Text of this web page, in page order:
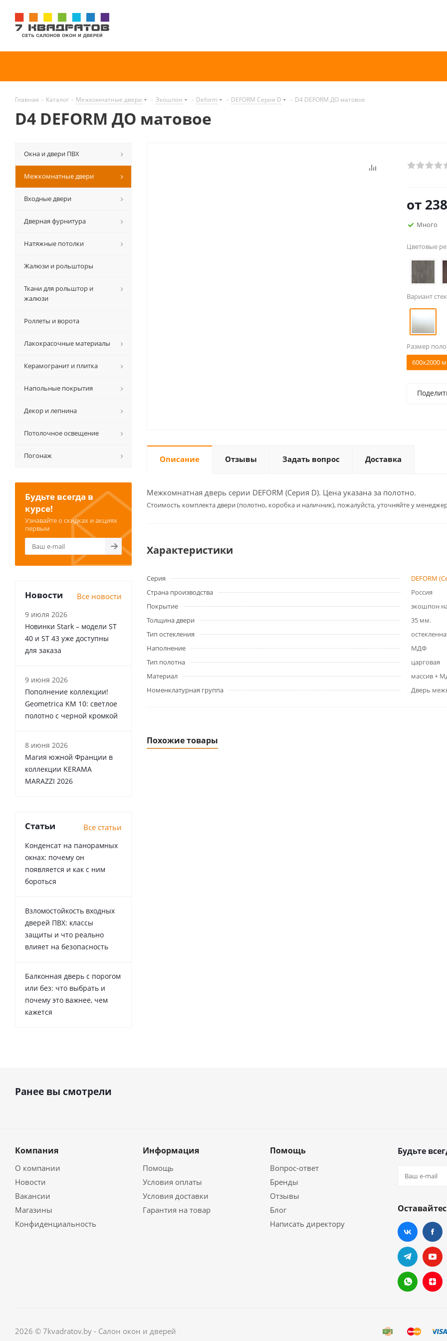
Главная - Каталог - Межкомнатные двери - Экошпон - Deform - DEFORM Серия D - D4 DEFORM ДО матовое
D4 DEFORM ДО матовое
от
Много
Цветовые
Вариант
Размер
600x2000
Описание Отзывы Задать вопрос Доставка
Межкомнатная дверь серии DEFORM (Серия D). Цена указана за полотно.
Cтоимость комплекта двери (полотно, коробка и наличник), пожалуйста, уточняйте у
Характеристики
Серия
DEFORM
Страна производства
Россия
Покрытие
экошпон
Толщина двери
35 мм.
Тип остекления
Наполнение
МДФ
Тип полотна
царговая
Материал
массив +
Номенклатурная группа
Дверь
Похожие товары
Окна и двери ПВХ
Межкомнатные двери
Входные двери
Дверная фурнитура
Натяжные потолки
Жалюзи и рольшторы
Ткани для рольштор и
жалюзи
Роллеты и ворота
Лакокрасочные материалы
Керамогранит и плитка
Напольные покрытия
Декор и лепнина
Потолочное освещение
Погонаж
Будьте всегда в
курсе!
Узнавайте о скидках и акциях
первым
Новости Все новости
9 июля 2026
Новинки Stark – модели ST
40 и ST 43 уже доступны
для заказа
9 июня 2026
Пополнение коллекции!
Geometrica KM 10: светлое
полотно с черной кромкой
8 июня 2026
Магия южной Франции в
коллекции KERAMA
MARAZZI 2026
Статьи Все статьи
Конденсат на панорамных
окнах: почему он
появляется и как с ним
бороться
Взломостойкость входных
дверей ПВХ: классы
защиты и что реально
влияет на безопасность
Балконная дверь с порогом
или без: что выбрать и
почему это важнее, чем
кажется
Ранее вы смотрели
Компания
О компании
Новости
Вакансии
Магазины
Конфиденциальность
Информация
Помощь
Условия оплаты
Условия доставки
Гарантия на товар
Помощь
Вопрос-ответ
Бренды
Отзывы
Блог
Написать директору
Будьте
2026 © 7kvadratov.by - Салон окон и дверей